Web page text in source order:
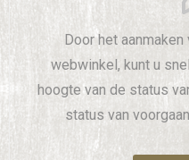
Door het
webwinkel, kunt u
hoogte van de status
status van